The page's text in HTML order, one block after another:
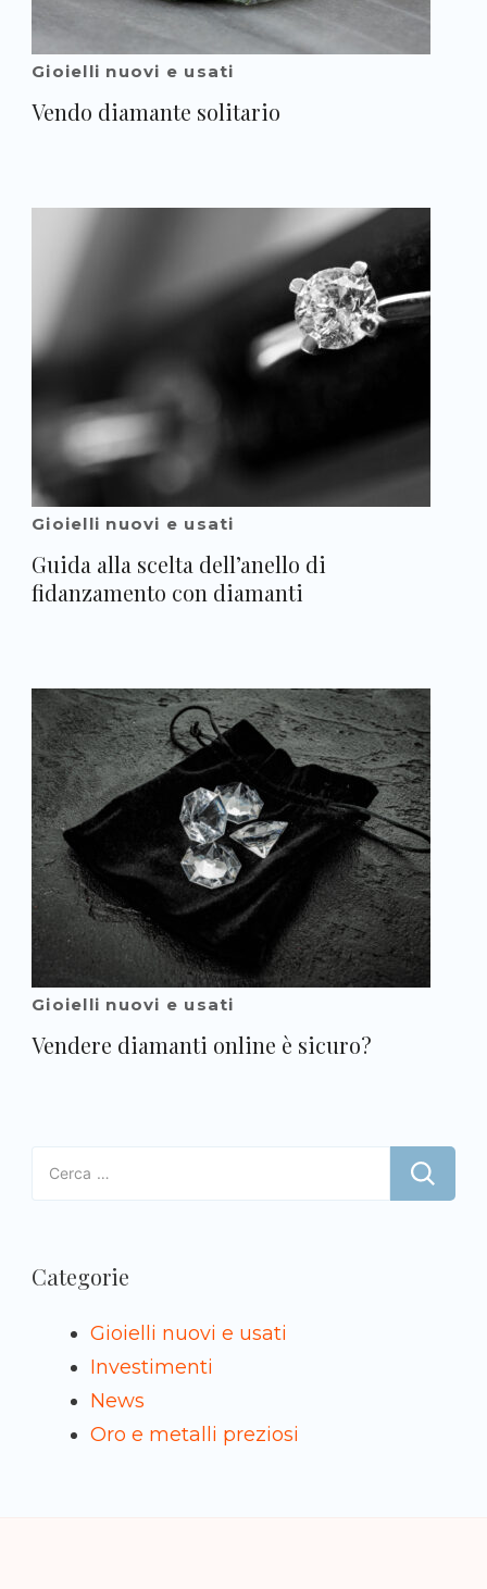
Gioielli nuovi e usati
Vendo diamante solitario
Gioielli nuovi e usati
Guida alla scelta dell’anello di
fidanzamento con diamanti
Gioielli nuovi e usati
Vendere diamanti online è sicuro?
Ricerca
per:
Categorie
Gioielli nuovi e usati
Investimenti
News
Oro e metalli preziosi